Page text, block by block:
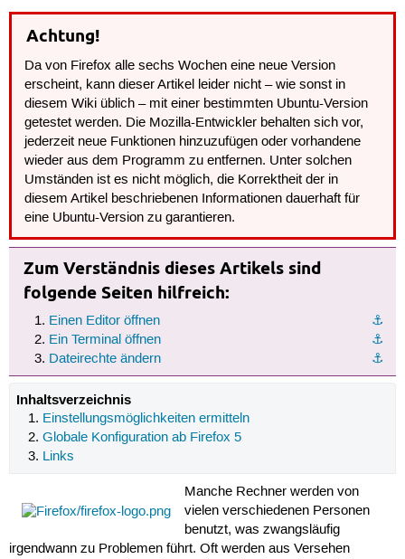
Achtung!
Da von Firefox alle sechs Wochen eine neue Version
erscheint, kann dieser Artikel leider nicht – wie sonst in
diesem Wiki üblich – mit einer bestimmten Ubuntu-Version
getestet werden. Die Mozilla-Entwickler behalten sich vor,
jederzeit neue Funktionen hinzuzufügen oder vorhandene
wieder aus dem Programm zu entfernen. Unter solchen
Umständen ist es nicht möglich, die Korrektheit der in
diesem Artikel beschriebenen Informationen dauerhaft für
eine Ubuntu-Version zu garantieren.
Zum Verständnis dieses Artikels sind
folgende Seiten hilfreich:
⚓︎
Einen Editor öffnen
⚓︎
Ein Terminal öffnen
⚓︎
Dateirechte ändern
Inhaltsverzeichnis
Einstellungsmöglichkeiten ermitteln
Globale Konfiguration ab Firefox 5
Links
Manche Rechner werden von
vielen verschiedenen Personen
benutzt, was zwangsläufig
irgendwann zu Problemen führt. Oft werden aus Versehen